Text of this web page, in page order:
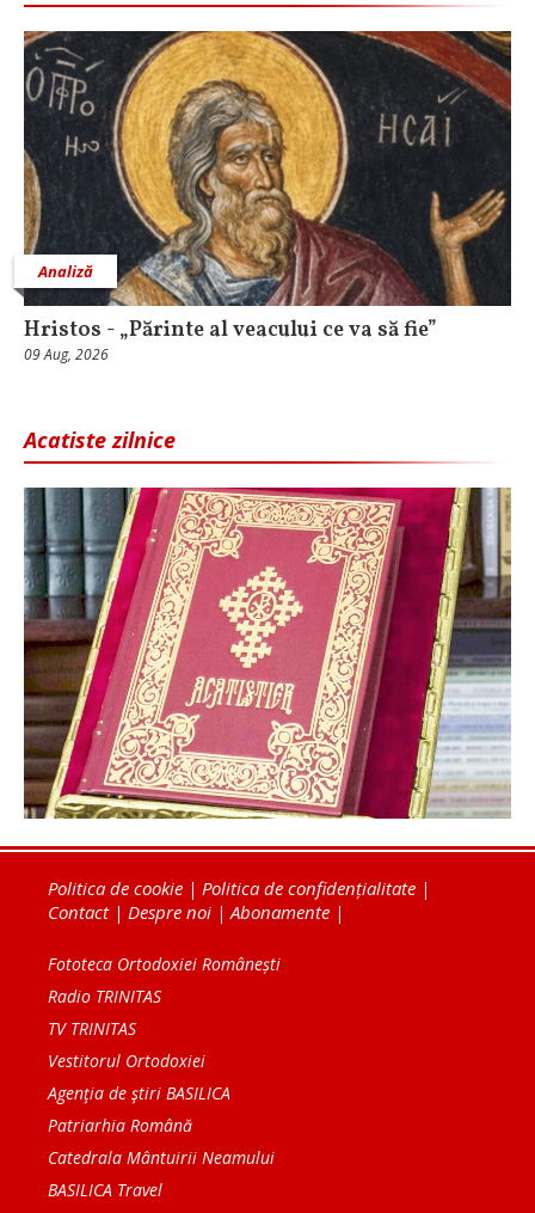
Analiză
Hristos - „Părinte al veacului ce va să fie”
09 Aug, 2026
Acatiste zilnice
Politica de cookie | Politica de confidențialitate |
Contact| Despre noi | Abonamente |
Fototeca Ortodoxiei Românești
Radio TRINITAS
TV TRINITAS
Vestitorul Ortodoxiei
Agenţia de ştiri BASILICA
Patriarhia Română
Catedrala Mântuirii Neamului
BASILICA Travel